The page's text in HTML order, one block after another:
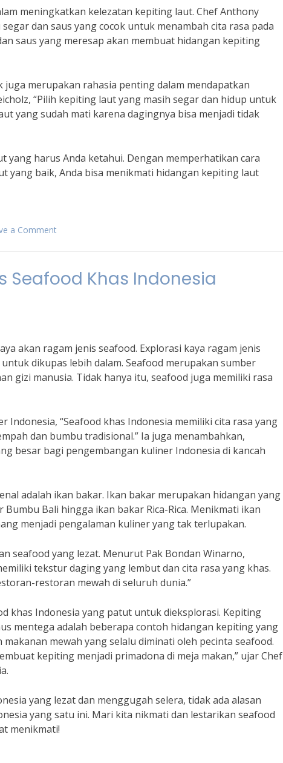
meningkatkan kelezatan kepiting laut. Chef Anthony
dan saus yang cocok untuk menambah cita rasa pada
saus yang meresap akan membuat hidangan kepiting
merupakan rahasia penting dalam mendapatkan
“Pilih kepiting laut yang masih segar dan hidup untuk
yang sudah mati karena dagingnya bisa menjadi tidak
yang harus Anda ketahui. Dengan memperhatikan cara
yang baik, Anda bisa menikmati hidangan kepiting laut
a Comment
Kepiting
Seafood Khas Indonesia
akan ragam jenis seafood. Explorasi kaya ragam jenis
dikupas lebih dalam. Seafood merupakan sumber
gizi manusia. Tidak hanya itu, seafood juga memiliki rasa
“Seafood khas Indonesia memiliki cita rasa yang
dan bumbu tradisional.” Ia juga menambahkan,
besar bagi pengembangan kuliner Indonesia di kancah
adalah ikan bakar. Ikan bakar merupakan hidangan yang
Bali hingga ikan bakar Rica-Rica. Menikmati ikan
menjadi pengalaman kuliner yang tak terlupakan.
seafood yang lezat. Menurut Pak Bondan Winarno,
tekstur daging yang lembut dan cita rasa yang khas.
restoran mewah di seluruh dunia.”
khas Indonesia yang patut untuk dieksplorasi. Kepiting
mentega adalah beberapa contoh hidangan kepiting yang
mewah yang selalu diminati oleh pecinta seafood.
kepiting menjadi primadona di meja makan,” ujar Chef
yang lezat dan menggugah selera, tidak ada alasan
yang satu ini. Mari kita nikmati dan lestarikan seafood
menikmati!